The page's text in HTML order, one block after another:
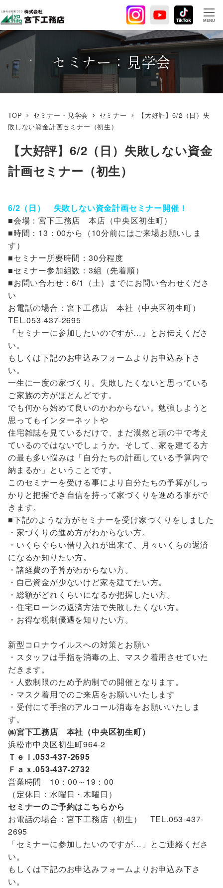
イ
ン
テ
ツ
MENU
セミナー：見学会
TOP セミナー・見学会 セミナー
【大好評】6/2（日）失
敗しない資金計画セミナー（初生）
【大好評】6/2（日）失敗しない資金
計画セミナー（初生）
6/2（日） 失敗しない資金計画セミナー開催！
■会場：宮下工務店 本店（中央区初生町）
■時間：13：00から（10分前にはご来場お願いしま
す）
■セミナー所要時間：30分程度
■セミナー参加組数：3組（先着順）
■お問い合わせ：6/1（土）までにお問い合わせくださ
い
お電話の場合：宮下工務店 本社（中央区初生町）
TEL.053-437-2695
『セミナーに参加したいのですが…』とお伝えくださ
い。
もしくは下記のお申込みフォームよりお申込み下さ
い。
一生に一度の家づくり。失敗したくないと思っている
ご家族の方がほとんどです。
でも何から始めて良いのかわからない。勉強しようと
思ってもインターネットや
住宅雑誌を見ているだけで、まだ漠然と頭の中で考え
ているのではないでしょうか。そして、家を建てる方
の最も多い悩みは「自分たちの計画している予算内で
納まるか」ということです。
このセミナーを受ける事により自分たちの予算がしっ
かりと把握でき自信を持って家づくりを進める事がで
きます。
■下記のような方がセミナーを受け家づくりをしました
・家づくりの進め方がわからない方。
・いくらぐらい借り入れが出来て、月々いくらの返済
になるか知りたい方。
・諸経費の予算がわからない方。
・自己資金が少ないけど家を建てたい方。
・総額がどれくらいになるか把握したい方。
・住宅ローンの返済方法で失敗したくない方。
・お得な税制優遇を知りたい方。
新型コロナウイルスへの対策とお願い
・スタッフは手指を消毒の上、マスク着用させていた
だきます。
・人数制限のため予約制での開催となります。
・マスク着用でのご来店をお願いいたします
・受付にて手指のアルコール消毒をお願いいたしま
す。
㈱宮下工務店 本社（中央区初生町）
浜松市中央区初生町964-2
Ｔｅｌ.053-437-2695
Ｆａｘ.053-437-2732
営業時間 10：00～19：00
（定休日：水曜日・木曜日）
セミナーのご予約はこちらから
お電話の場合：宮下工務店（初生） TEL.053-437-
2695
「セミナーに参加したいのですが…」とご連絡くださ
い。
もしくは下記のお申込みフォームよりお申込み下さ
い。